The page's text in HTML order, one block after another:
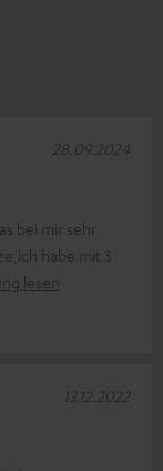
bei mir sehr
habe mit 3
lesen
28.09.2024
13.12.2022